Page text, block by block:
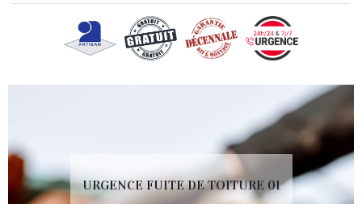
URGENCE FUITE DE TOITURE 01